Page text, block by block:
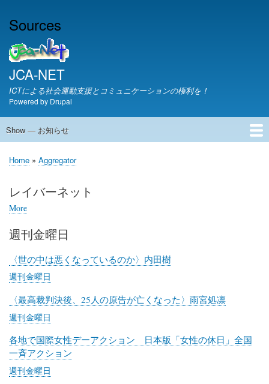
Sources
JCA-NET
ICTによる社会運動支援とコミュニケーションの権利を！
Powered by Drupal
お
ら
Show — お知らせ
JCA-NETからのお知らせ
Breadcrumb
Home Aggregator
レイバーネット
More
レ
バ
ー
ネ
ッ
ト
週刊金曜日
〈世の中は悪くなっているのか〉内田樹
週刊金曜日
〈最高裁判決後、25人の原告が亡くなった〉雨宮処凛
週刊金曜日
各地で国際女性デーアクション 日本版「女性の休日」全国
一斉アクション
週刊金曜日